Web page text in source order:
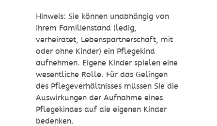
Hinweis: Sie können unabhängig von
Ihrem Familienstand (ledig,
verheiratet, Lebenspartnerschaft, mit
oder ohne Kinder) ein Pflegekind
aufnehmen. Eigene Kinder spielen eine
wesentliche Rolle. Für das Gelingen
des Pflegeverhältnisses müssen Sie die
Auswirkungen der Aufnahme eines
Pflegekindes auf die eigenen Kinder
bedenken.